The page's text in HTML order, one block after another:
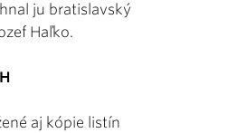
ju bratislavský
Haľko.
aj kópie listín